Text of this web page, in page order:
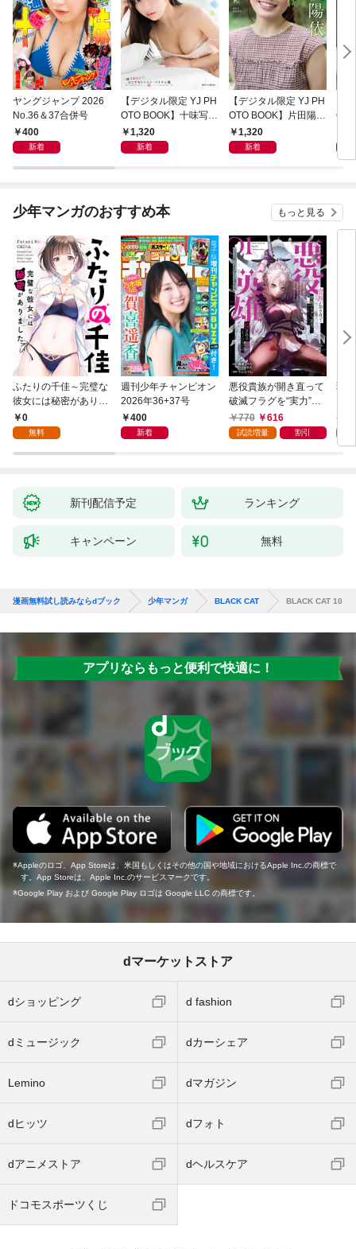
ヤングジャンプ 2026
No.36＆37合併号
400
新着
【デジタル限定 YJ PH
OTO BOOK】十味写真
集「続・『ぽみ』！？
どこでもトレイン・ベ
1,320
新着
【デジタル限定 YJ PH
OTO BOOK】片田陽依
写真集「羽色日和」
1,320
新着
リ」
少年マンガのおすすめ本 もっと見る
ふたりの千佳～完璧な
彼女には秘密がありま
した(1)
0
無料
週刊少年チャンピオン
2026年36+37号
400
新着
悪役貴族が開き直って
破滅フラグを“実力”で
叩き折っていたら、い
つの間にかヒロイン達
770 616
試読増量 割引
弱
新刊配信予定 ランキング
キャンペーン 無料
漫画無料試し読みならdブック 少年マンガ BLACK CAT BLACK CAT 10
アプリならもっと便利で快適に！
Appleのロゴ、App Storeは、米国もしくはその他の国や地域におけるApple Inc.の商標で
す。App Storeは、Apple Inc.のサービスマークです。
Google Play および Google Play ロゴは Google LLC の商標です。
dマーケットストア
dショッピング d fashion
dミュージック dカーシェア
Lemino dマガジン
dヒッツ dフォト
dアニメストア dヘルスケア
ドコモスポーツくじ